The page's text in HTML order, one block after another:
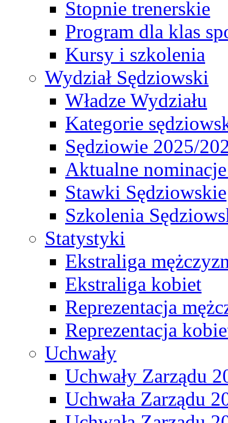
Stopnie trenerskie
Program dla klas
Kursy i szkolenia
Wydział Sędziowski
Władze Wydziału
Kategorie
Sędziowie 2025/
Aktualne
Stawki Sędziowskie
Szkolenia
Statystyki
Ekstraliga
Ekstraliga kobiet
Reprezentacja
Reprezentacja
Uchwały
Uchwały Zarządu
Uchwała Zarządu